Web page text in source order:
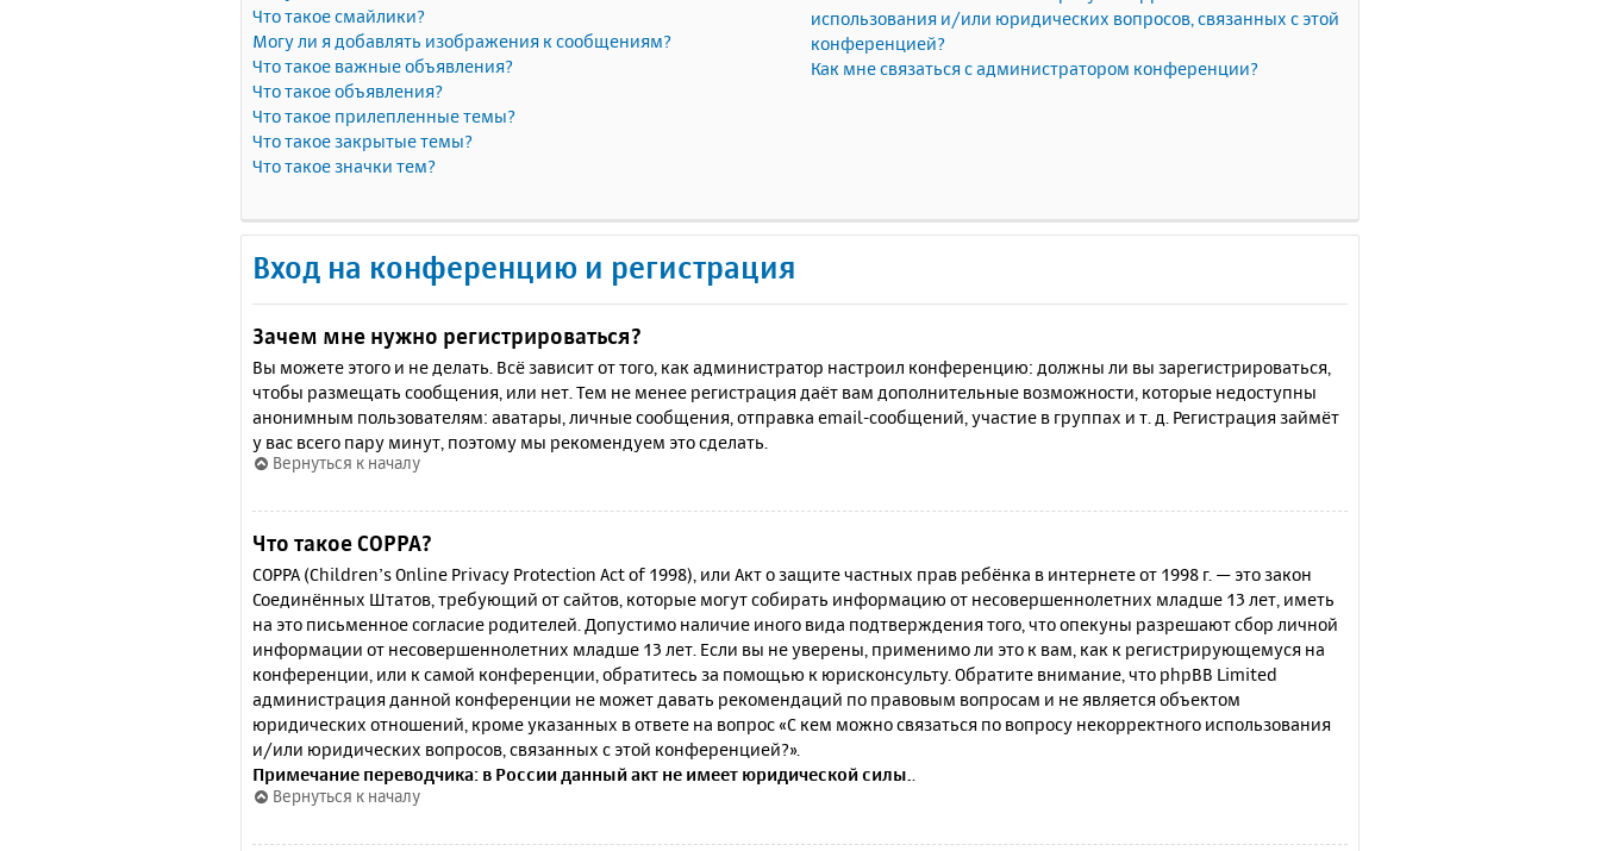
Что такое смайлики?
Могу ли я добавлять изображения к сообщениям?
Что такое важные объявления?
Что такое объявления?
Что такое прилепленные темы?
Что такое закрытые темы?
Что такое значки тем?
использования и/или юридических вопросов, связанных с этой
конференцией?
Как мне связаться с администратором конференции?
Вход на конференцию и регистрация
Зачем мне нужно регистрироваться?
Вы можете этого и не делать. Всё зависит от того, как администратор настроил конференцию: должны ли вы зарегистрироваться,
чтобы размещать сообщения, или нет. Тем не менее регистрация даёт вам дополнительные возможности, которые недоступны
анонимным пользователям: аватары, личные сообщения, отправка email-сообщений, участие в группах и т. д. Регистрация займёт
у вас всего пару минут, поэтому мы рекомендуем это сделать.
Вернуться к началу
Что такое COPPA?
COPPA (Children’s Online Privacy Protection Act of 1998), или Акт о защите частных прав ребёнка в интернете от 1998 г. — это закон
Соединённых Штатов, требующий от сайтов, которые могут собирать информацию от несовершеннолетних младше 13 лет, иметь
на это письменное согласие родителей. Допустимо наличие иного вида подтверждения того, что опекуны разрешают сбор личной
информации от несовершеннолетних младше 13 лет. Если вы не уверены, применимо ли это к вам, как к регистрирующемуся на
конференции, или к самой конференции, обратитесь за помощью к юрисконсульту. Обратите внимание, что phpBB Limited
администрация данной конференции не может давать рекомендаций по правовым вопросам и не является объектом
юридических отношений, кроме указанных в ответе на вопрос «С кем можно связаться по вопросу некорректного использования
и/или юридических вопросов, связанных с этой конференцией?».
Примечание переводчика: в России данный акт не имеет юридической силы..
Вернуться к началу